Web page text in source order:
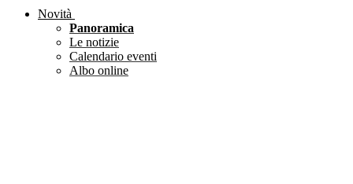
Novità
Panoramica
Le notizie
Calendario eventi
Albo online